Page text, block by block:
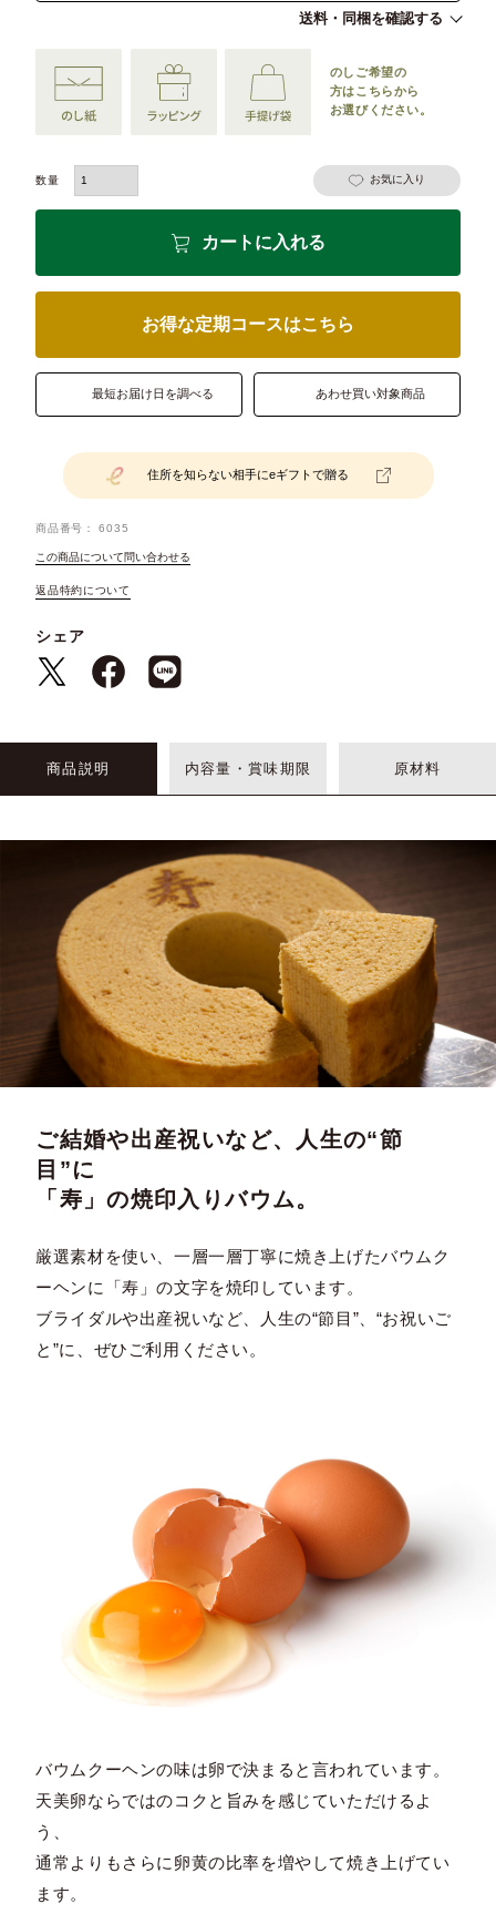
送料・同梱を確認する
のしご希望の
方はこちらから
お選びください。
お気に入り
カートに入れる
お得な定期コースはこちら
最短お届け日を調べる あわせ買い対象商品
住所を知らない相手にeギフトで贈る
商品番号 6035
この商品について問い合わせる
返品特約について
シェア
商品説明 内容量・賞味期限 原材料
ご結婚や出産祝いなど、人生の“節
目”に
「寿」の焼印入りバウム。
厳選素材を使い、一層一層丁寧に焼き上げたバウムク
ーヘンに「寿」の文字を焼印しています。
ブライダルや出産祝いなど、人生の“節目”、“お祝いご
と”に、ぜひご利用ください。
バウムクーヘンの味は卵で決まると言われています。
天美卵ならではのコクと旨みを感じていただけるよ
う、
通常よりもさらに卵黄の比率を増やして焼き上げてい
ます。